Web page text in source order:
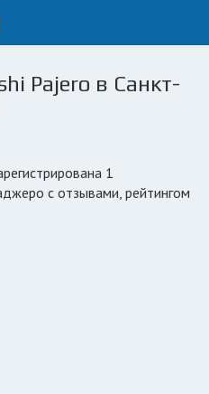
Pajero в Санкт-
с отзывами, рейтингом